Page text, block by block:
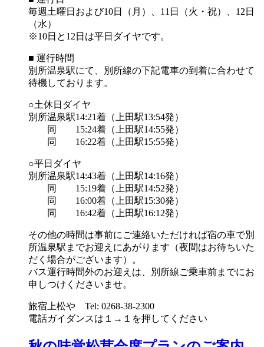
毎週土曜日および10日（月）、11日（火・祝）、12日
（水）
※10日と12日は平日ダイヤです。
■ 運行時間
別所温泉駅にて、別所線の下記電車の到着に合わせて
待機しております。
○土休日ダイヤ
別所温泉駅14:21着（上田駅13:54発）
同 15:24着（上田駅14:55発）
同 16:22着（上田駅15:55発）
○平日ダイヤ
別所温泉駅14:43着（上田駅14:16発）
同 15:19着（上田駅14:52発）
同 16:00着（上田駅15:30発）
同 16:42着（上田駅16:12発）
その他の時間は事前にご連絡いただければ宿の車で別
所温泉駅までお迎えにあがります（夜間はお待ちいた
だく場合がございます）。
バス運行時間外のお迎えは、別所線ご乗車前までにお
申しつけくださいませ。
旅宿上松や Tel: 0268-38-2300
電話ガイダンスは１→１を押してください